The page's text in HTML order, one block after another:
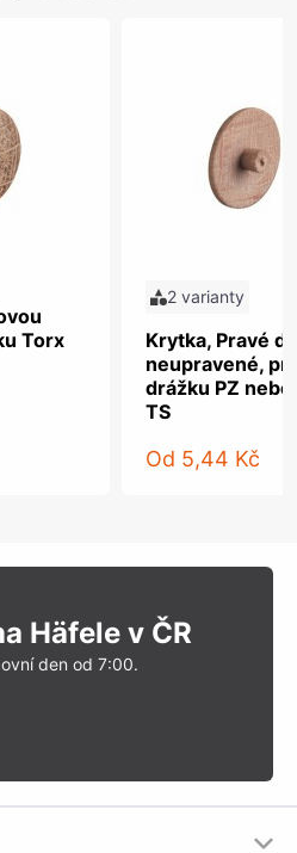
Torx
2 varianty
Krytka, Pravé
neupravené,
drážku PZ
TS
Od 5,44 Kč
Häfele v ČR
den od 7:00.